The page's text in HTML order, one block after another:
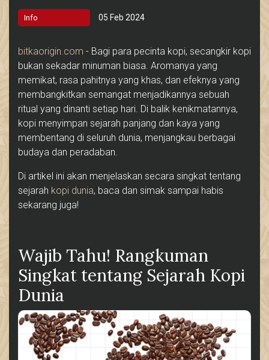
Info 05 Feb 2024
bitkaorigin.com - Bagi para pecinta kopi, secangkir kopi
bukan sekadar minuman biasa. Aromanya yang
memikat, rasa pahitnya yang khas, dan efeknya yang
membangkitkan semangat menjadikannya sebuah
ritual yang dinanti setiap hari. Di balik kenikmatannya,
kopi menyimpan sejarah panjang dan kaya yang
membentang di seluruh dunia, menjangkau berbagai
budaya dan peradaban.
Di artikel ini akan menjelaskan secara singkat tentang
sejarah kopi dunia, baca dan simak sampai habis
sekarang juga!
Wajib Tahu! Rangkuman
Singkat tentang Sejarah Kopi
Dunia